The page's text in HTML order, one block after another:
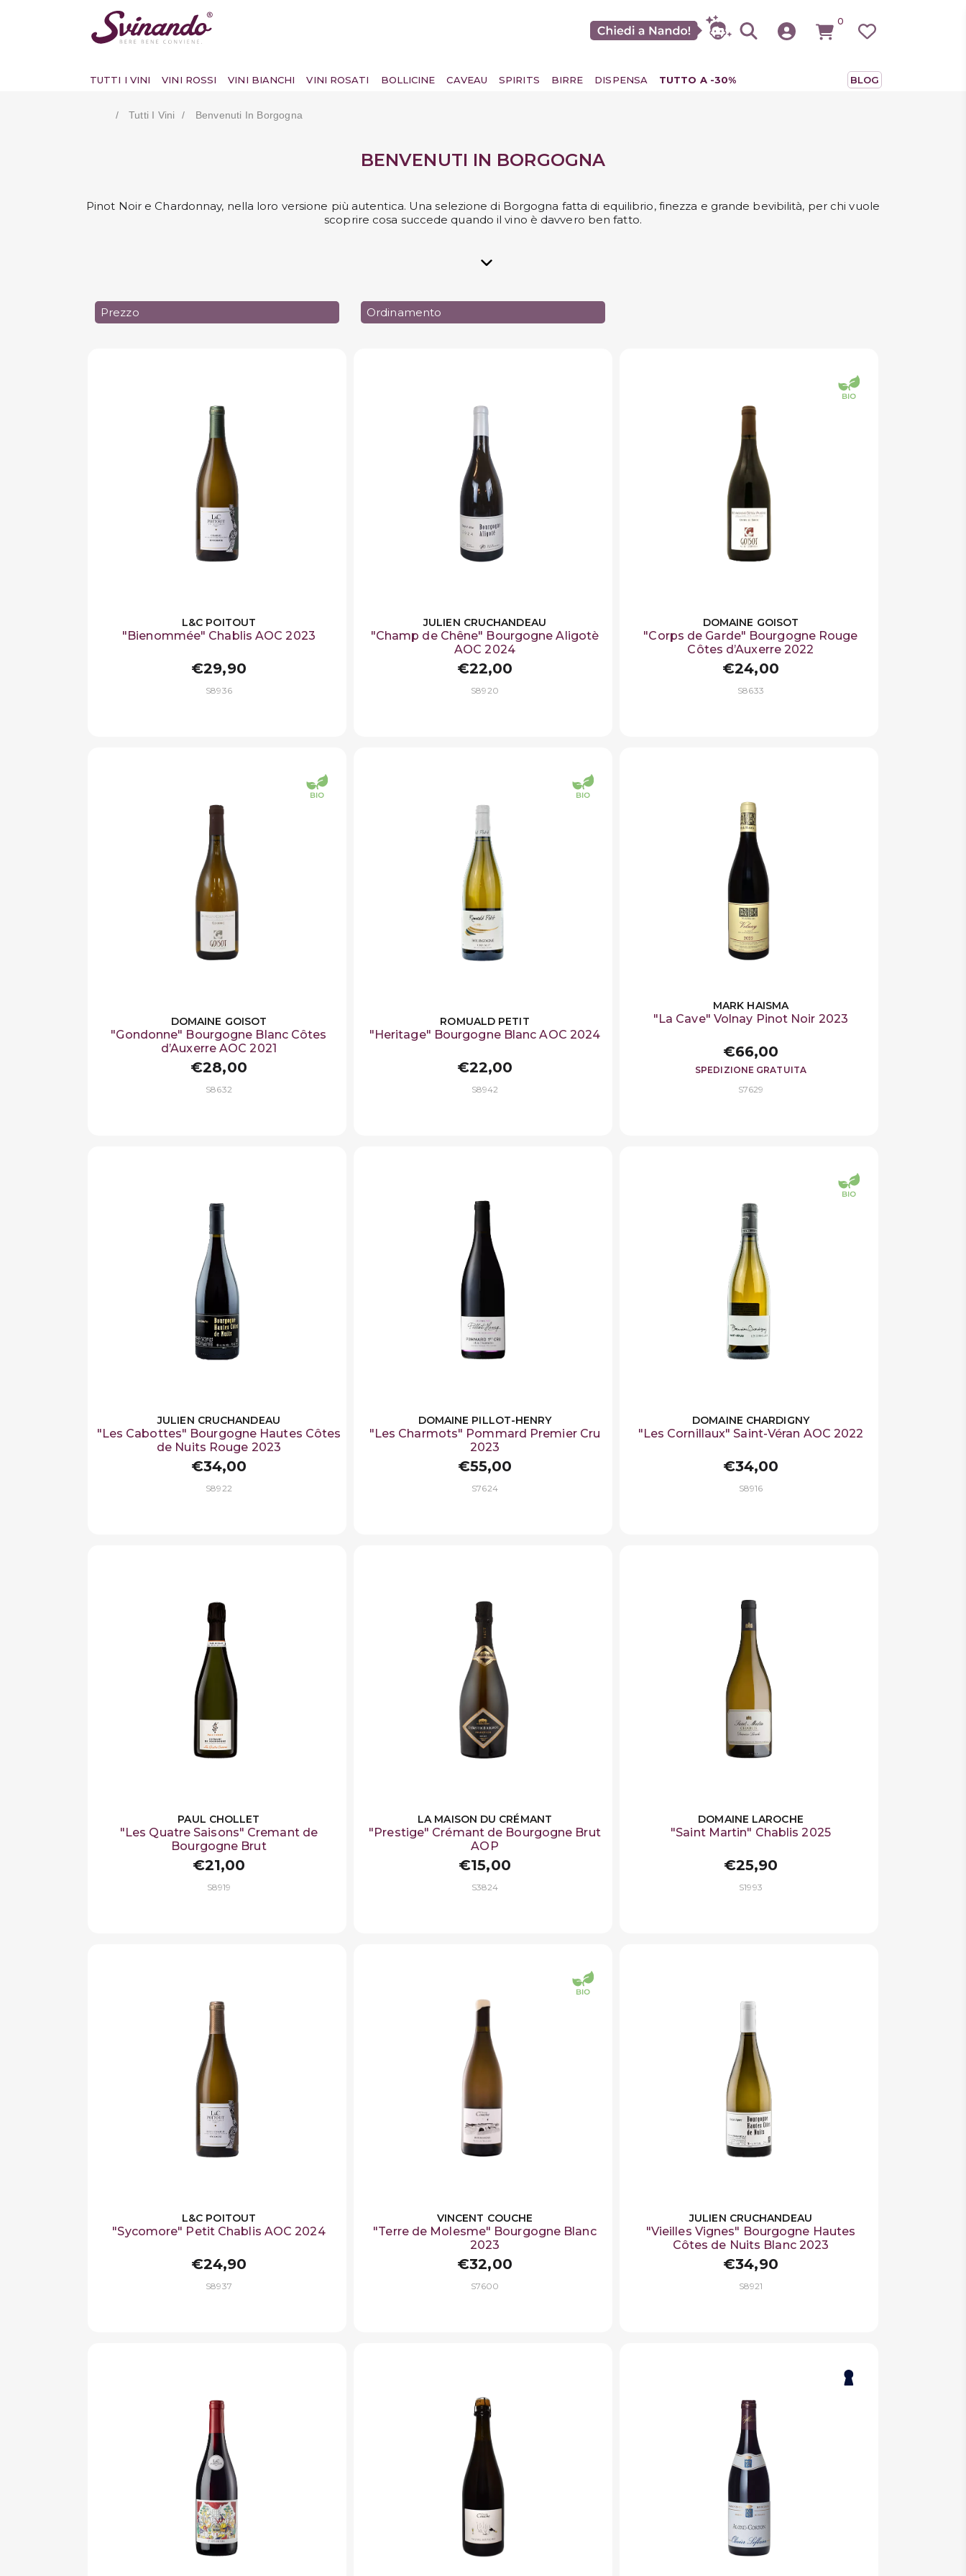
0
TUTTI I VINI VINI ROSSI VINI BIANCHI VINI ROSATI BOLLICINE CAVEAU SPIRITS BIRRE DISPENSA TUTTO A -30% BLOG
Tutti I Vini Benvenuti In Borgogna
BENVENUTI IN BORGOGNA
Pinot Noir e Chardonnay, nella loro versione più autentica. Una selezione di Borgogna fatta di equilibrio, finezza e grande bevibilità, per chi vuole
scoprire cosa succede quando il vino è davvero ben fatto.
Prezzo Ordinamento
L&C POITOUT
"Bienommée" Chablis AOC 2023
€29,90
S8936
JULIEN CRUCHANDEAU
"Champ de Chêne" Bourgogne Aligotè
AOC 2024
€22,00
S8920
DOMAINE GOISOT
"Corps de Garde" Bourgogne Rouge
Côtes d’Auxerre 2022
€24,00
S8633
DOMAINE GOISOT
"Gondonne" Bourgogne Blanc Côtes
d’Auxerre AOC 2021
€28,00
S8632
ROMUALD PETIT
"Heritage" Bourgogne Blanc AOC 2024
€22,00
S8942
MARK HAISMA
"La Cave" Volnay Pinot Noir 2023
€66,00
SPEDIZIONE GRATUITA
S7629
JULIEN CRUCHANDEAU
"Les Cabottes" Bourgogne Hautes Côtes
de Nuits Rouge 2023
€34,00
S8922
DOMAINE PILLOT-HENRY
"Les Charmots" Pommard Premier Cru
2023
€55,00
S7624
DOMAINE CHARDIGNY
"Les Cornillaux" Saint-Véran AOC 2022
€34,00
S8916
PAUL CHOLLET
"Les Quatre Saisons" Cremant de
Bourgogne Brut
€21,00
S8919
LA MAISON DU CRÉMANT
"Prestige" Crémant de Bourgogne Brut
AOP
€15,00
S3824
DOMAINE LAROCHE
"Saint Martin" Chablis 2025
€25,90
S1993
L&C POITOUT
"Sycomore" Petit Chablis AOC 2024
€24,90
S8937
VINCENT COUCHE
"Terre de Molesme" Bourgogne Blanc
2023
€32,00
S7600
JULIEN CRUCHANDEAU
"Vieilles Vignes" Bourgogne Hautes
Côtes de Nuits Blanc 2023
€34,90
S8921
5€
PRIMO
Il codice ti sarà inviato quando avrai cliccato sul link di conferma
indirizzo, che arriverà via email. Riceverai inoltre tutti gli
Informativa Privacy per la Newsletter
VOGLIO LO SCONTO